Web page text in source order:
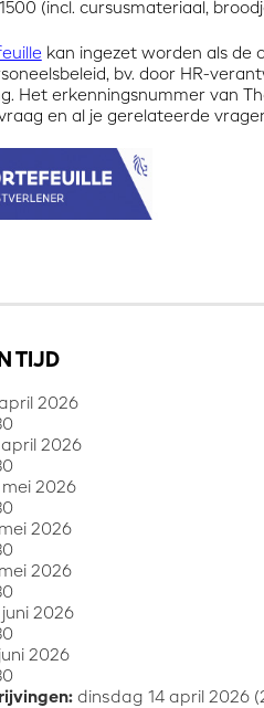
(incl. cursusmateriaal,
kan ingezet worden als de
bv. door HR-
Het erkenningsnummer van
en al je gerelateerde
TIJD
2026
2026
2026
2026
2026
2026
2026
dinsdag 14 april 2026